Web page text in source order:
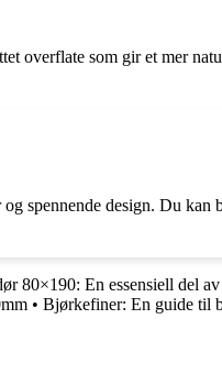
som gir et mer
spennende design. Du
80×190: En essensiell del
• Bjørkefiner: En guide til